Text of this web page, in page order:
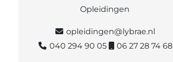
Opleidingen
opleidingen@lybrae.nl
040 294 90 05
06 27 28 74 68